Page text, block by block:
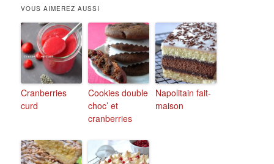
VOUS AIMEREZ AUSSI
Cranberries
curd
Cookies double
choc’ et
cranberries
Napolitain fait-
maison